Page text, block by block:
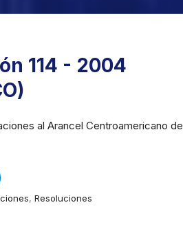
114 - 2004
al Arancel Centroamericano de
, Resoluciones